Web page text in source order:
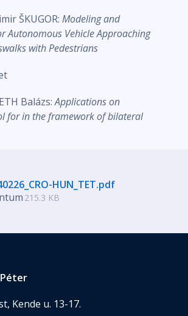
ŠKUGOR: Modeling and
Autonomous Vehicle Approaching
with Pedestrians
Balázs:Applications on
for in the framework of bilateral
HUN_TET.pdf
215.3 KB
Kende u. 13-17.